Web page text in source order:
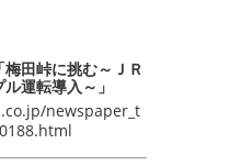
田峠に挑む～ＪＲ
運転導入～」
newspaper_t